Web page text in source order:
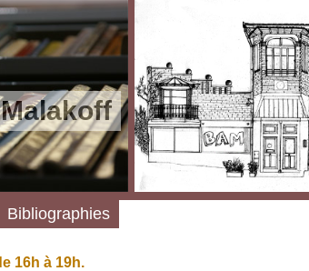
16h à 19h.
Bibliographies